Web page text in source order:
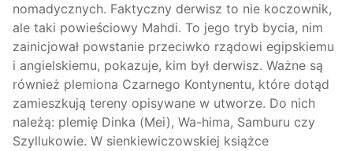
nomadycznych. Faktyczny derwisz to nie koczownik,
ale taki powieściowy Mahdi. To jego tryb bycia, nim
zainicjował powstanie przeciwko rządowi egipskiemu
i angielskiemu, pokazuje, kim był derwisz. Ważne są
również plemiona Czarnego Kontynentu, które dotąd
zamieszkują tereny opisywane w utworze. Do nich
należą: plemię Dinka (Mei), Wa-hima, Samburu czy
Szyllukowie. W sienkiewiczowskiej książce